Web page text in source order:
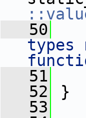
   50
types
   51
   52
}
   53